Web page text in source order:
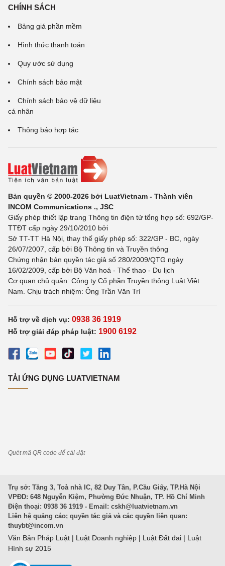
CHÍNH SÁCH
Bảng giá phần mềm
Hình thức thanh toán
Quy ước sử dụng
Chính sách bảo mật
Chính sách bảo vệ dữ liệu
cá nhân
Thông báo hợp tác
Bản quyền © 2000-2026 bởi LuatVietnam - Thành viên
INCOM Communications ., JSC
Giấy phép thiết lập trang Thông tin điện tử tổng hợp số: 692/GP-
TTĐT cấp ngày 29/10/2010 bởi
Sở TT-TT Hà Nội, thay thế giấy phép số: 322/GP - BC, ngày
26/07/2007, cấp bởi Bộ Thông tin và Truyền thông
Chứng nhận bản quyền tác giả số 280/2009/QTG ngày
16/02/2009, cấp bởi Bộ Văn hoá - Thể thao - Du lịch
Cơ quan chủ quản: Công ty Cổ phần Truyền thông Luật Việt
Nam. Chịu trách nhiệm: Ông Trần Văn Trí
Hỗ trợ về dịch vụ: 0938 36 1919
Hỗ trợ giải đáp pháp luật: 1900 6192
TẢI ỨNG DỤNG LUATVIETNAM
Quét mã QR code để cài đặt
Trụ sở: Tầng 3, Toà nhà IC, 82 Duy Tân, P.Cầu Giấy, TP.Hà Nội
VPĐD: 648 Nguyễn Kiệm, Phường Đức Nhuận, TP. Hồ Chí Minh
Điện thoại: 0938 36 1919 - Email: cskh@luatvietnam.vn
Liên hệ quảng cáo; quyền tác giả và các quyền liên quan:
thuybt@incom.vn
Văn Bản Pháp Luật | Luật Doanh nghiệp | Luật Đất đai | Luật
Hình sự 2015